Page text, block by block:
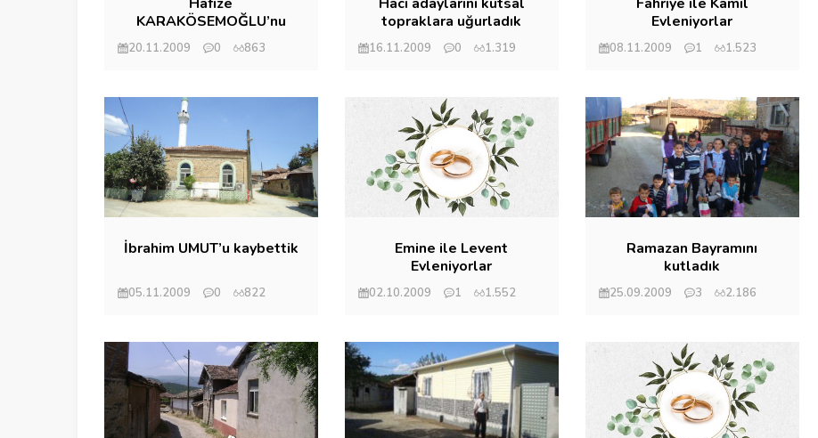
KARAKÖSEMOĞLU’nu
kaybettik
20.11.2009 0
863
topraklara uğurladık
16.11.2009 0
1.319
Evleniyorlar
08.11.2009 1
1.523
İbrahim UMUT’u kaybettik
05.11.2009 0
822
Emine ile Levent
Evleniyorlar
02.10.2009 1
1.552
Ramazan Bayramını
kutladık
(20/21/22/09.2009)
25.09.2009 3
2.186